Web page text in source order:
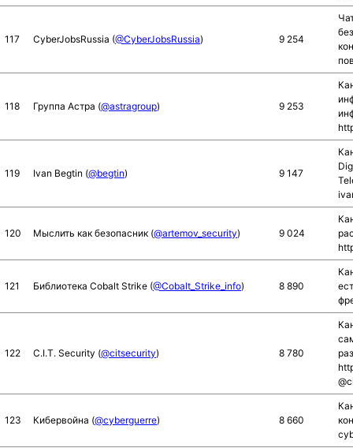
117 CyberJobsRussia (@CyberJobsRussia) 9 254
118 Группа Астра (@astragroup) 9 253
119 Ivan Begtin (@begtin) 9 147
120 Мыслить как безопасник (@artemov_security) 9 024
121 Библиотека Cobalt Strike (@Cobalt_Strike_info) 8 890
122 C.I.T. Security (@citsecurity) 8 780
123 Кибервойна (@cyberguerre) 8 660